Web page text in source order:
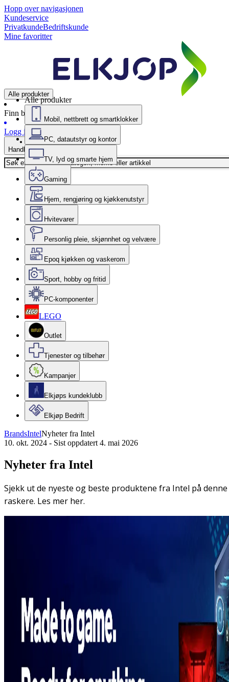
Hopp over navigasjonen
Kundeservice
PrivatkundeBedriftskunde
Mine favoritter
Alle produkter
Finn butikk
Logg inn
Handlekurv
Alle produkter
Mobil, nettbrett og smartklokker
PC, datautstyr og kontor
TV, lyd og smarte hjem
Gaming
Hjem, rengjøring og kjøkkenutstyr
Hvitevarer
Personlig pleie, skjønnhet og velvære
Epoq kjøkken og vaskerom
Sport, hobby og fritid
PC-komponenter
LEGO
Outlet
Tjenester og tilbehør
Kampanjer
Elkjøps kundeklubb
Elkjøp Bedrift
BrandsIntelNyheter fra Intel
10. okt. 2024 - Sist oppdatert 4. mai 2026
Nyheter fra Intel
Sjekk ut de nyeste og beste produktene fra Intel på
raskere. Les mer her.